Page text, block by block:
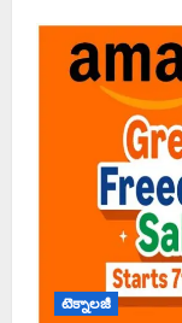
టెక్నాలజీ